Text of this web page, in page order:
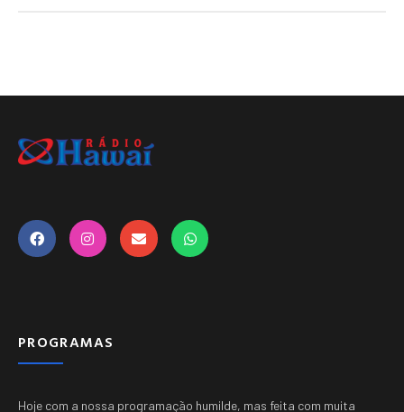
PROGRAMAS
Hoje com a nossa programação humilde, mas feita com muita